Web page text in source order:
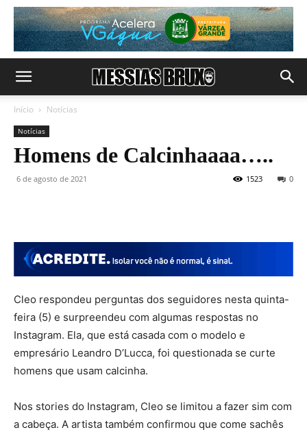
Início Notícias
Notícias
Homens de Calcinhaaaa…..
6 de agosto de 2021 0
1523
Cleo respondeu perguntas dos seguidores nesta quinta-
feira (5) e surpreendeu com algumas respostas no
Instagram. Ela, que está casada com o modelo e
empresário Leandro D’Lucca, foi questionada se curte
homens que usam calcinha.
Nos stories do Instagram, Cleo se limitou a fazer sim com
a cabeça. A artista também confirmou que come sachês